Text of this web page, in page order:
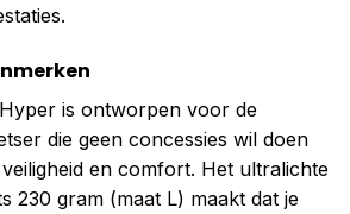
is ontworpen voor de
die geen concessies wil doen
en comfort. Het ultralichte
230 gram (maat L) maakt dat je